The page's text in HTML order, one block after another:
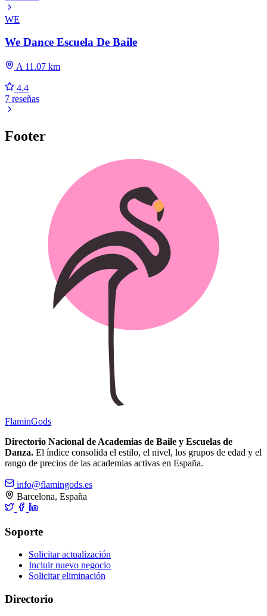
WE
We Dance Escuela De Baile
A 11.07 km
4.4
7 reseñas
Footer
FlaminGods
Directorio Nacional de Academias de Baile y Escuelas de
Danza. El índice consolida el estilo, el nivel, los grupos de edad y el
rango de precios de las academias activas en España.
info@flamingods.es
Barcelona, España
Soporte
Solicitar actualización
Incluir nuevo negocio
Solicitar eliminación
Directorio